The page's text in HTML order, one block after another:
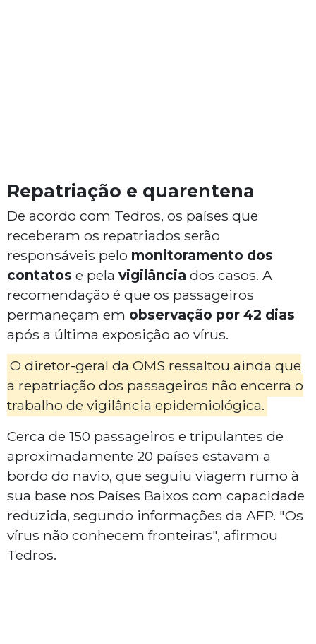
Repatriação e quarentena
De acordo com Tedros, os países que
receberam os repatriados serão
responsáveis pelo monitoramento dos
contatos e pela vigilância dos casos. A
recomendação é que os passageiros
permaneçam em observação por 42 dias
após a última exposição ao vírus.
O diretor-geral da OMS ressaltou ainda que
a repatriação dos passageiros não encerra o
trabalho de vigilância epidemiológica.
Cerca de 150 passageiros e tripulantes de
aproximadamente 20 países estavam a
bordo do navio, que seguiu viagem rumo à
sua base nos Países Baixos com capacidade
reduzida, segundo informações da AFP. "Os
vírus não conhecem fronteiras", afirmou
Tedros.